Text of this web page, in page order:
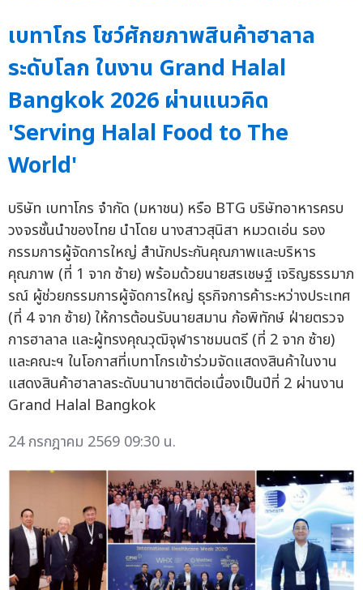
เบทาโกร โชว์ศักยภาพสินค้าฮาลาล
ระดับโลก ในงาน Grand Halal
Bangkok 2026 ผ่านแนวคิด
'Serving Halal Food to The
World'
บริษัท เบทาโกร จำกัด (มหาชน) หรือ BTG บริษัทอาหารครบ
วงจรชั้นนำของไทย นำโดย นางสาวสุนิสา หมวดเอ่น รอง
กรรมการผู้จัดการใหญ่ สำนักประกันคุณภาพและบริหาร
คุณภาพ (ที่ 1 จาก ซ้าย) พร้อมด้วยนายสรเชษฐ์ เจริญธรรมาภ
รณ์ ผู้ช่วยกรรมการผู้จัดการใหญ่ ธุรกิจการค้าระหว่างประเทศ
(ที่ 4 จาก ซ้าย) ให้การต้อนรับนายสมาน ก้อพิทักษ์ ฝ่ายตรวจ
การฮาลาล และผู้ทรงคุณวุฒิจุฬาราชมนตรี (ที่ 2 จาก ซ้าย)
และคณะฯ ในโอกาสที่เบทาโกรเข้าร่วมจัดแสดงสินค้าในงาน
แสดงสินค้าฮาลาลระดับนานาชาติต่อเนื่องเป็นปีที่ 2 ผ่านงาน
Grand Halal Bangkok
24 กรกฎาคม 2569 09:30 น.